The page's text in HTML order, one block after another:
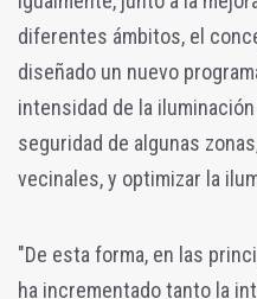
diferentes ámbitos, el
diseñado un nuevo
intensidad de la
seguridad de algunas
vecinales, y optimizar la
"De esta forma, en las
ha incrementado tanto la